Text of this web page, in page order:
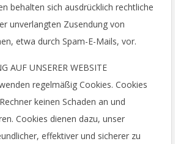
behalten sich ausdrücklich rechtliche
unverlangten Zusendung von
etwa durch Spam-E-Mails, vor.
AUF UNSERER WEBSITE
regelmäßig Cookies. Cookies
keinen Schaden an und
Cookies dienen dazu, unser
effektiver und sicherer zu